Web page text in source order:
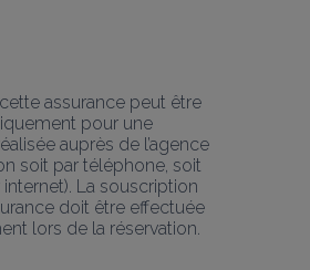
assurance peut être
pour une
auprès de l’agence
soit par téléphone, soit
La souscription
doit être effectuée
lors de la réservation.